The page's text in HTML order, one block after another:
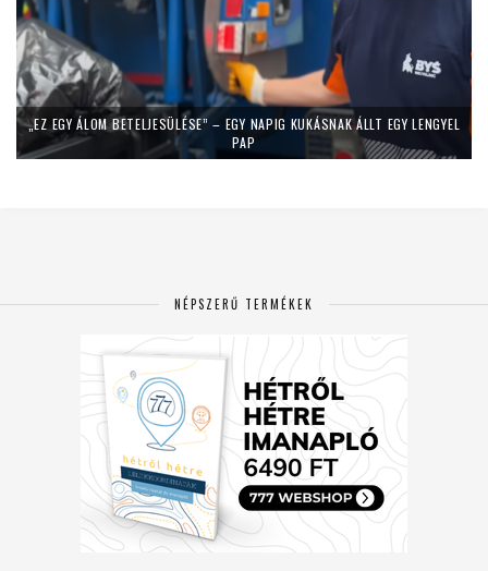
„EZ EGY ÁLOM BETELJESÜLÉSE” – EGY NAPIG KUKÁSNAK ÁLLT EGY LENGYEL
PAP
NÉPSZERŰ TERMÉKEK